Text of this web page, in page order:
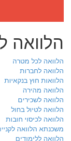
הלוואה
הלוואה לכל מטרה
הלוואה לחברות
הלוואות חוץ בנקאיות
הלוואה מהירה
הלוואה לשכירים
הלוואה לטיול בחול
הלוואה לכיסוי חובות
משכנתא הלוואה
הלוואה ללימודים